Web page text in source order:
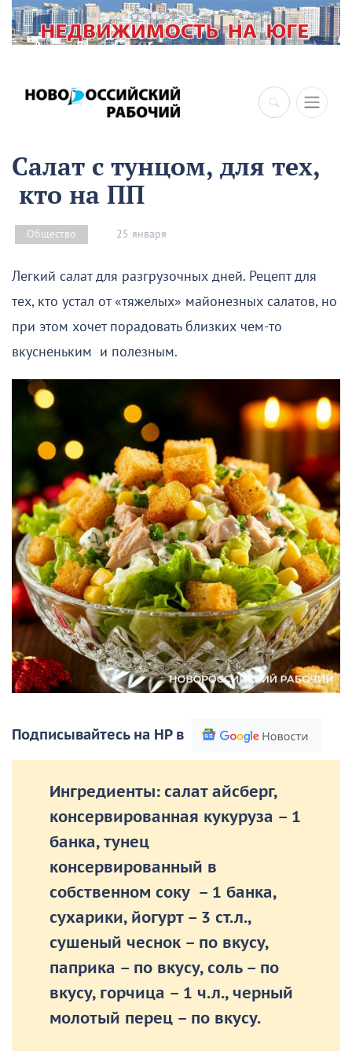
×
Салат с тунцом, для тех,
кто на ПП
Общество 25 января
Легкий салат для разгрузочных дней. Рецепт для
тех, кто устал от «тяжелых» майонезных салатов, но
при этом хочет порадовать близких чем-то
вкусненьким и полезным.
Подписывайтесь на НР в
Ингредиенты: салат айсберг,
консервированная кукуруза – 1
банка, тунец
консервированный в
собственном соку – 1 банка,
сухарики, йогурт – 3 ст.л.,
сушеный чеснок – по вкусу,
паприка – по вкусу, соль – по
вкусу, горчица – 1 ч.л., черный
молотый перец – по вкусу.